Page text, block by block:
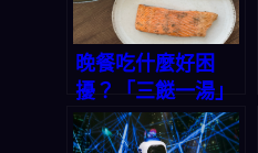
晚餐吃什麼好困
擾？「三餸一湯」
智能菜單幫你一秒
搞定，今晚不再為